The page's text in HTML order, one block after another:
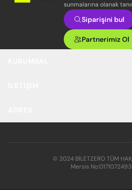
sunmalarına olanak
Siparişini bul
Partnerimiz Ol
© 2024 BİLETZERO TÜM
Mersis No: